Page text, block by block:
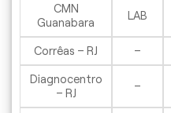
CMN
Guanabara
LAB
Corrêas – RJ –
Diagnocentro
– RJ
–